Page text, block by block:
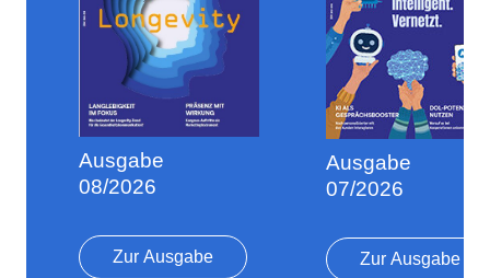
Ausgabe
08/2026
Zur Ausgabe
Ausgabe
07/2026
Zur Ausgabe